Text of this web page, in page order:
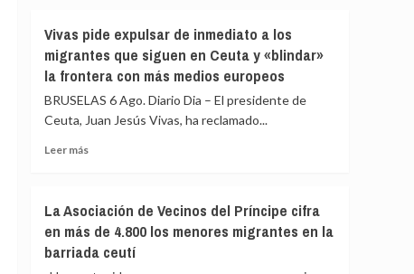
en
el
intentando
cruzar
la
confía
en
que
fuerzas
de
entrada
masiva
a
Vivas pide expulsar de inmediato a los
migrantes que siguen en Ceuta y «blindar»
la frontera con más medios europeos
BRUSELAS 6 Ago. Diario Dia – El presidente de
Ceuta, Juan Jesús Vivas, ha reclamado...
Leer másLeer
pide
expulsar
de
La Asociación de Vecinos del Príncipe cifra
en más de 4.800 los menores migrantes en la
barriada ceutí